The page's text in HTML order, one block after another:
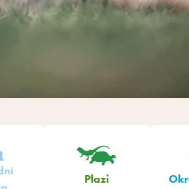
Plazi